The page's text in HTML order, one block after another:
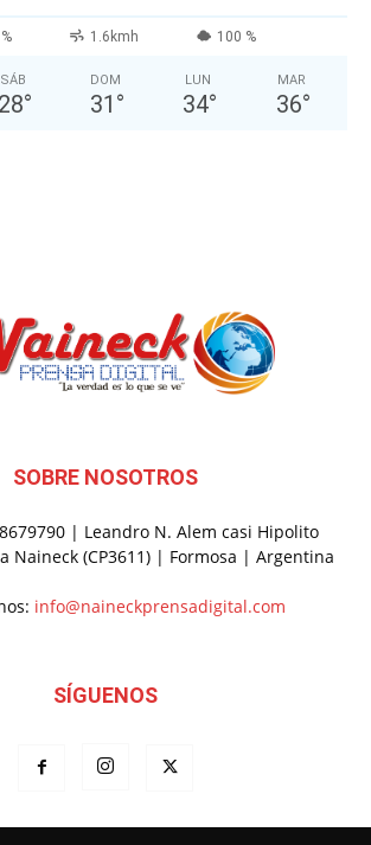
1.6kmh 100 %
SÁB
28°
DOM
31 °
LUN
34°
MAR
36°
SOBRE NOSOTROS
| Leandro N. Alem casi Hipolito
Naineck (CP3611) | Formosa | Argentina
info@naineckprensadigital.com
SÍGUENOS